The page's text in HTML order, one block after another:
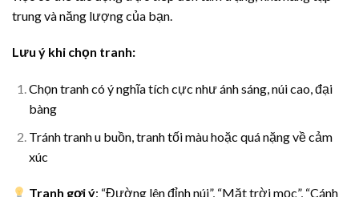
trung và năng lượng của bạn.
Lưu ý khi chọn tranh:
Chọn tranh có ý nghĩa tích cực như ánh sáng, núi cao, đại
bàng
Tránh tranh u buồn, tranh tối màu hoặc quá nặng về cảm
xúc
Tranh gợi ý: “Đường lên đỉnh núi”, “Mặt trời mọc”, “Cánh